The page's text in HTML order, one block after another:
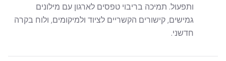
ותפעול. תמיכה בריבוי טפסים לארגון עם מילונים
גמישים, קישורים הקשריים לציוד ולמיקומים, ולוח בקרה
חדשני.